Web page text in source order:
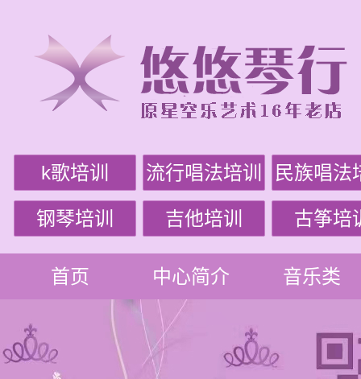
k歌培训 流行唱法培训 民族唱法
钢琴培训 吉他培训 古筝培
首页 中心简介 音乐类